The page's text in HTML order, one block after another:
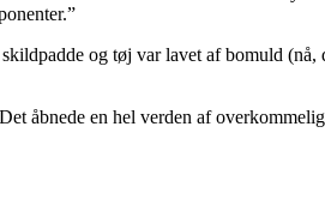
og tøj var lavet af bomuld (nå,
åbnede en hel verden af